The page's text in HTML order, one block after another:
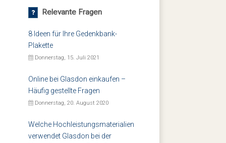
Relevante Fragen
8 Ideen für Ihre Gedenkbank-
Plakette
Donnerstag, 15. Juli 2021
Online bei Glasdon einkaufen –
Häufig gestellte Fragen
Donnerstag, 20. August 2020
Welche Hochleistungsmaterialien
verwendet Glasdon bei der